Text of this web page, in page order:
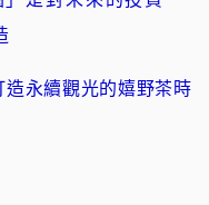
永續觀光的嬉野茶時